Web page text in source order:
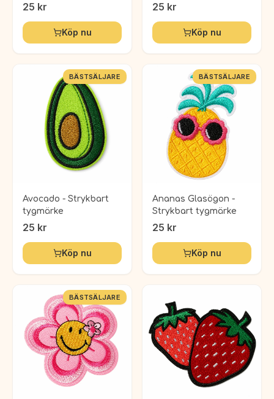
25 kr
Köp nu
25 kr
Köp nu
BÄSTSÄLJARE
Avocado - Strykbart
tygmärke
25 kr
Köp nu
BÄSTSÄLJARE
Ananas Glasögon -
Strykbart tygmärke
25 kr
Köp nu
BÄSTSÄLJARE